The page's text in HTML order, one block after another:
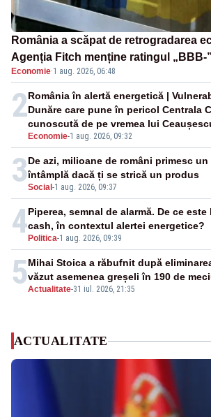
România a scăpat de retrogradarea
Agenția Fitch menține ratingul „BBB-
negativă
Economie·1 aug. 2026, 06:48
2
Economie-1 aug. 2026, 09:32
România în alertă energetică |
Dunăre care pune în pericol Centrala
cunoscută de pe vremea lui
3Social -1 aug. 2026, 09:37
De azi, milioane de români primesc
întâmplă dacă ți se strică un produs
4 Politica-1 aug. 2026, 09:39
Piperea, semnal de alarmă. De ce
cash, în contextul alertei energetice?
5Actualitate-31 iul. 2026, 21:35
Mihai Stoica a răbufnit după
văzut asemenea greșeli în 190 de
ACTUALITATE